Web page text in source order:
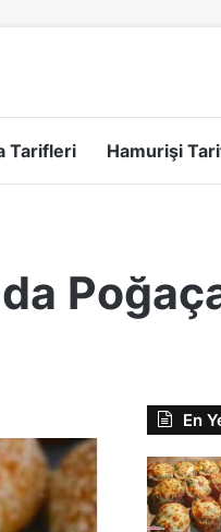
Tarifleri Hamurişi
En